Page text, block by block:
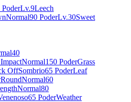
PoderLv.9Leech
Normal90 PoderLv.30Sweet
40
Normal150 PoderGrass
OffSombrio65 PoderLeaf
RoundNormal60
Normal80
65 PoderWeather